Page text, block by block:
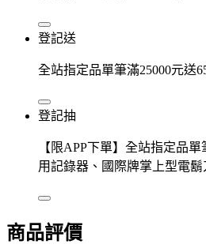
登記送
全站指定品單筆滿25000元送
登記抽
【限APP下單】全站指定品
用記錄器、國際牌掌上型電
商品評價